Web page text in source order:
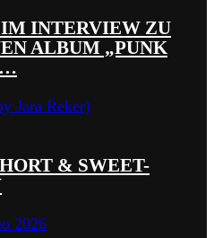
INTERVIEW ZU
ALBUM „PUNK
& SWEET-